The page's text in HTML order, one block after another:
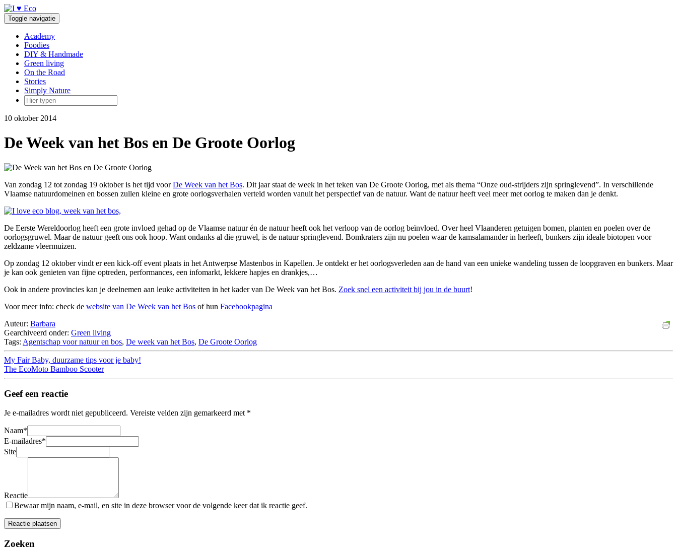
Doorgaan
naar
inhoud
Toggle navigatie
Academy
Foodies
DIY & Handmade
Green living
On the Road
Stories
Simply Nature
10 oktober 2014
De Week van het Bos en De Groote Oorlog
Van zondag 12 tot zondag 19 oktober is het tijd voorDe Week van het Bos. Dit jaar staat de week in het teken van De Groote Oorlog, met als thema “Onze oud-strijders zijn springlevend”. In verschillende
Vlaamse natuurdomeinen en bossen zullen kleine en grote oorlogsverhalen verteld worden vanuit het perspectief van de natuur. Want de natuur heeft veel meer met oorlog te maken dan je denkt.
De Eerste Wereldoorlog heeft een grote invloed gehad op de Vlaamse natuur én de natuur heeft ook het verloop van de oorlog beïnvloed. Over heel Vlaanderen getuigen bomen, planten en poelen over de
oorlogsgruwel. Maar de natuur geeft ons ook hoop. Want ondanks al die gruwel, is de natuur springlevend. Bomkraters zijn nu poelen waar de kamsalamander in herleeft, bunkers zijn ideale biotopen voor
zeldzame vleermuizen.
Op zondag 12 oktober vindt er een kick-off event plaats in het Antwerpse Mastenbos in Kapellen. Je ontdekt er het oorlogsverleden aan de hand van een unieke wandeling tussen de loopgraven en bunkers. Maar
je kan ook genieten van fijne optreden, performances, een infomarkt, lekkere hapjes en drankjes,…
Ook in andere provincies kan je deelnemen aan leuke activiteiten in het kader van De Week van het Bos. Zoek snel een activiteit bij jou in de buurt!
Voor meer info: check de website van De Week van het Bos of hun Facebookpagina
Auteur: Barbara
Gearchiveerd onder: Green living
Tags: Agentschap voor natuur en bos, De week van het Bos, De Groote Oorlog
My Fair Baby, duurzame tips voor je baby!
The EcoMoto Bamboo Scooter
Geef een reactie
Je e-mailadres wordt niet gepubliceerd. Vereiste velden zijn gemarkeerd met *
Naam*
E-mailadres*
Site
Reactie
Bewaar mijn naam, e-mail, en site in deze browser voor de volgende keer dat ik reactie geef.
Zoeken